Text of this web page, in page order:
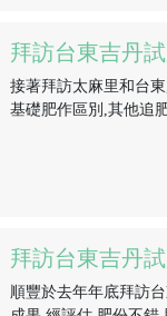
拜訪台東吉丹
接著拜訪太麻里和台
基礎肥作區別,其他追
拜訪台東吉丹
順豐於去年年底拜訪